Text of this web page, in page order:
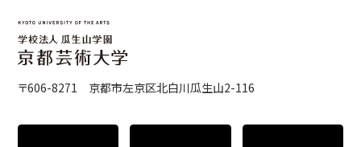
〒606-8271 京都市左京区北白川瓜生山2-116